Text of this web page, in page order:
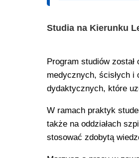
Studia na Kierunku
Program studiów
medycznych, ścisłych i
dydaktycznych, które
W ramach praktyk
także na oddziałach
stosować zdobytą